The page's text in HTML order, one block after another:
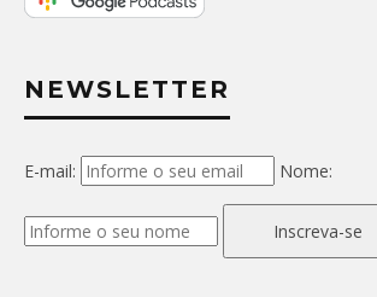
NEWSLETTER
E-mail: Nome:
Inscreva-se